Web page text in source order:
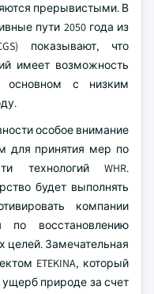
прерывистыми. В
пути 2050 года из
показывают, что
имеет возможность
основном с низким
особое внимание
для принятия мер по
технологий WHR.
будет выполнять
компании
по восстановлению
целей. Замечательная
ETEKINA, который
природе за счет